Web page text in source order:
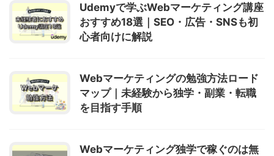
Udemyで学ぶWebマーケティング講座
おすすめ18選｜SEO・広告・SNSも初
心者向けに解説
Webマーケティングの勉強方法ロード
マップ｜未経験から独学・副業・転職
を目指す手順
Webマーケティング独学で稼ぐのは無